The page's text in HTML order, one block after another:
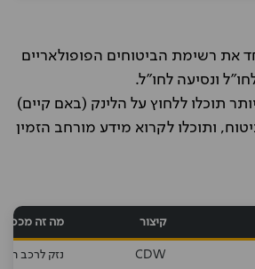
את רשימת הביטוחים הפופולאריים
ונסיעה לחו"ל.
תוכלו ללחוץ על הלינק (באם קיים)
ותוכלו לקרוא מידע מורחב הזמין
קיצור מה זה
CDW נזק לרכב